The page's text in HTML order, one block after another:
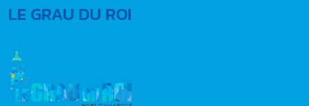
LE GRAU DU ROI